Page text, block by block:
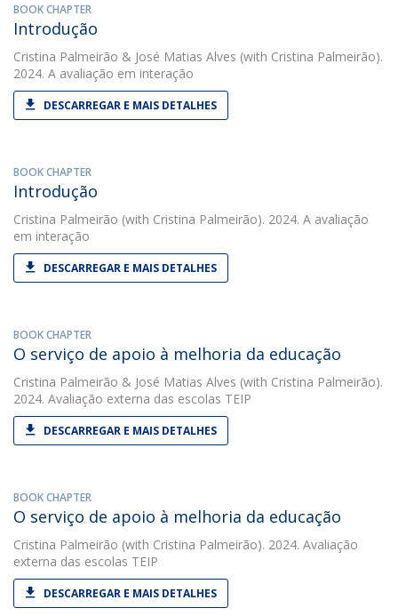
BOOK CHAPTER
Introdução
Cristina Palmeirão & José Matias Alves (with Cristina Palmeirão).
2024. A avaliação em interação
DESCARREGAR E MAIS DETALHES
BOOK CHAPTER
Introdução
Cristina Palmeirão (with Cristina Palmeirão). 2024. A avaliação
em interação
DESCARREGAR E MAIS DETALHES
BOOK CHAPTER
O serviço de apoio à melhoria da educação
Cristina Palmeirão & José Matias Alves (with Cristina Palmeirão).
2024. Avaliação externa das escolas TEIP
DESCARREGAR E MAIS DETALHES
BOOK CHAPTER
O serviço de apoio à melhoria da educação
Cristina Palmeirão (with Cristina Palmeirão). 2024. Avaliação
externa das escolas TEIP
DESCARREGAR E MAIS DETALHES